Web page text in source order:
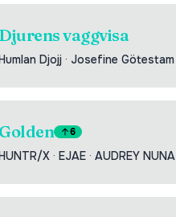
Djurens vaggvisa
Djojj · Josefine Götestam
Golden 6
X · EJAE · AUDREY NUNA